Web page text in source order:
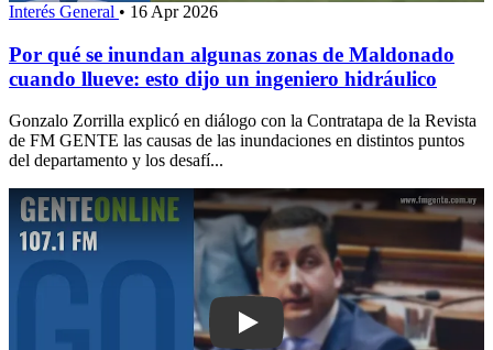
Interés General • 16 Apr 2026
Por qué se inundan algunas zonas de Maldonado
cuando llueve: esto dijo un ingeniero hidráulico
Gonzalo Zorrilla explicó en diálogo con la Contratapa de la Revista
de FM GENTE las causas de las inundaciones en distintos puntos
del departamento y los desafí...
Play: “Han estado en contra de todas